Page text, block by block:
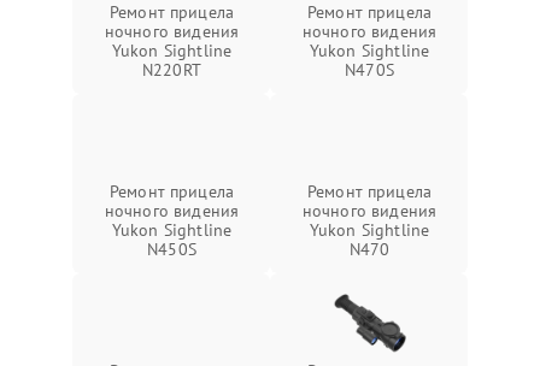
Ремонт прицела
ночного видения
Yukon Sightline
N220RT
Ремонт прицела
ночного видения
Yukon Sightline
N470S
Ремонт прицела
ночного видения
Yukon Sightline
N450S
Ремонт прицела
ночного видения
Yukon Sightline
N470